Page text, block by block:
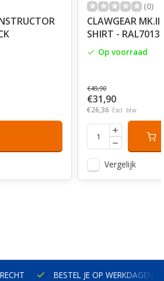
(0)
CLAWGEAR
SHIRT - RAL7013
Op voorraad
€49,90
€31,90
€26,36 Excl. btw
Vergelijk
BESTEL JE OP WERKDAGEN